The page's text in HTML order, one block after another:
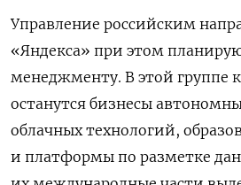
Управление российским
«Яндекса» при этом
менеджменту. В этой группе
останутся бизнесы
облачных технологий,
и платформы по разметке